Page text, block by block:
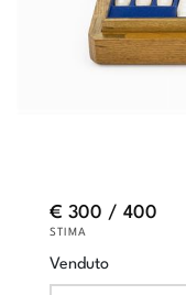
€ 300 / 400
STIMA
Venduto